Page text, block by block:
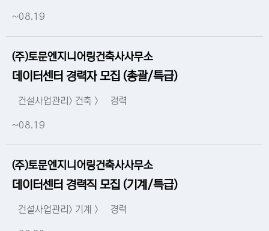
~08.19
(주)토문엔지니어링건축사사무소
데이터센터 경력자 모집 (총괄/특급)
건설사업관리> 건축 > 경력
~08.19
(주)토문엔지니어링건축사사무소
데이터센터 경력직 모집 (기계/특급)
건설사업관리> 기계 > 경력